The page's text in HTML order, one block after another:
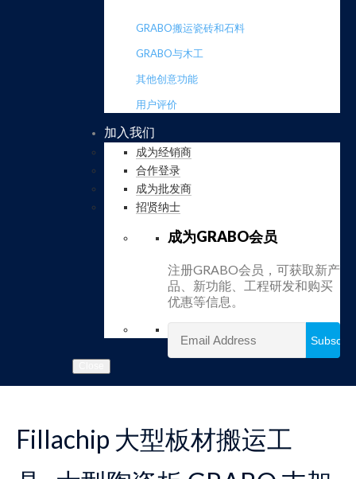
GRABO搬运瓷砖和石料
GRABO与木工
其他创意功能
用户评价
加入我们
成为经销商
合作登录
成为批发商
招贤纳士
成为GRABO会员
注册GRABO会员，可获取新产
品、新功能、工程研发和购买
优惠等信息。
Fillachip 大型板材搬运工